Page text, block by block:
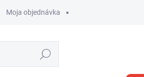
Moja objednávka
Hľadať